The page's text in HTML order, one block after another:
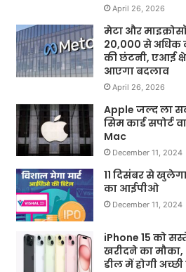
April 26, 2026
मेटा और
20,000 से अधिक
की छंटनी, एआई
आएगा बदलाव
April 26, 2026
Apple जल्द ला
सिम कार्ड सपोर्ट
Mac
December 11, 2024
11 दिसंबर से
का आईपीओ
December 11, 2024
iPhone 15 को
खरीदने का
डील में होगी